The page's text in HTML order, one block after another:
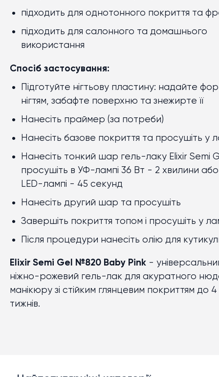
підходить для однотонного покриття та
підходить для салонного та домашнього
використання
Спосіб застосування:
Підготуйте нігтьову пластину: надайте
нігтям, забафте поверхню та знежирте її
Нанесіть праймер (за потреби)
Нанесіть базове покриття та просушіть у
Нанесіть тонкий шар гель-лаку Elixir Semi
просушіть в УФ-лампі 36 Вт - 2 хвилини
LED-лампі - 45 секунд
Нанесіть другий шар та просушіть
Завершіть покриття топом і просушіть у
Після процедури нанесіть олію для
Elixir Semi Gel №820 Baby Pink -
ніжно-рожевий гель-лак для акуратного
манікюру зі стійким глянцевим покриттям до 4
тижнів.